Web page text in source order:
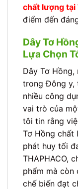
chất lượng tại
điểm đến
Dây Tơ
Lựa Chọn
Dây Tơ
trong Đông y,
nhiều công
vai trò của
tôi tin rằng
Tơ Hồng chất
phát huy tối
THAPHACO,
phẩm mà còn
chế biến đạt